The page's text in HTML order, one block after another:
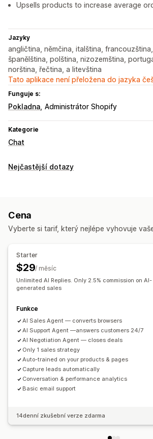
Upsells products to increase average
Jazyky
angličtina, němčina, italština,
španělština, polština, nizozemština,
norština, řečtina, a litevština
Tato aplikace není přeložena do jazyka
Funguje s:
Pokladna Administrátor Shopify
Kategorie
Chat
Posílání zpráv v reálném čase
Slevy
Rychlé odpovědi
Cross-selling Upselling
Barva a písmo
Toky chatu
Nejčastější dotazy
Responzivní design pro mobilní zařízení
Cena
Vyberte si tarif, který nejlépe vyhovuje
Starter
$29/ měsíc
Unlimited AI Replies. Only 2.5% commission on AI-
generated sales
Funkce
AI Sales Agent — converts browsers
AI Support Agent —answers customers 24/7
AI Negotiation Agent — closes deals
Only 1 sales strategy
Auto-trained on your products & pages
Capture leads automatically
Conversation & performance analytics
Basic email support
14denní zkušební verze zdarma